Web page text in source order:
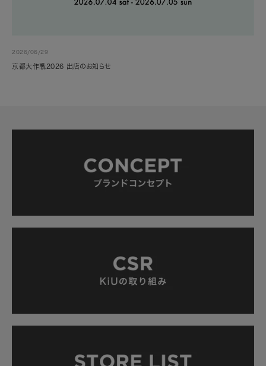
2026/06/29
京都大作戦2026 出店のお知らせ